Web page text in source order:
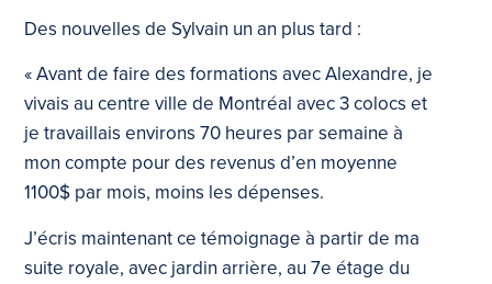
Des nouvelles de Sylvain un an plus tard :
« Avant de faire des formations avec Alexandre, je
vivais au centre ville de Montréal avec 3 colocs et
je travaillais environs 70 heures par semaine à
mon compte pour des revenus d’en moyenne
1100$ par mois, moins les dépenses.
J’écris maintenant ce témoignage à partir de ma
suite royale, avec jardin arrière, au 7e étage du